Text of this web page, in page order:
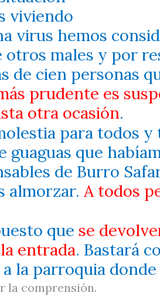
viviendo
virus hemos
otros males y por
de cien personas
prudente es
otra ocasión.
para todos
guaguas que
de Burro
almorzar.A todos
que se
entrada. Bastará
la parroquia
la comprensión.